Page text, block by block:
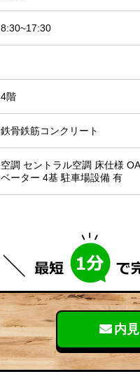
8:30~17:30
4階
鉄骨鉄筋コンクリート
空調 セントラル空調 床仕様
ベーター 4基 駐車場設備 有
内